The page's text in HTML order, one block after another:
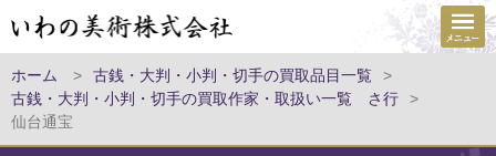
ホーム > 古銭・大判・小判・切手の買取品目一覧
>
古銭・大判・小判・切手の買取作家・取扱い一覧 さ行
>
仙台通宝